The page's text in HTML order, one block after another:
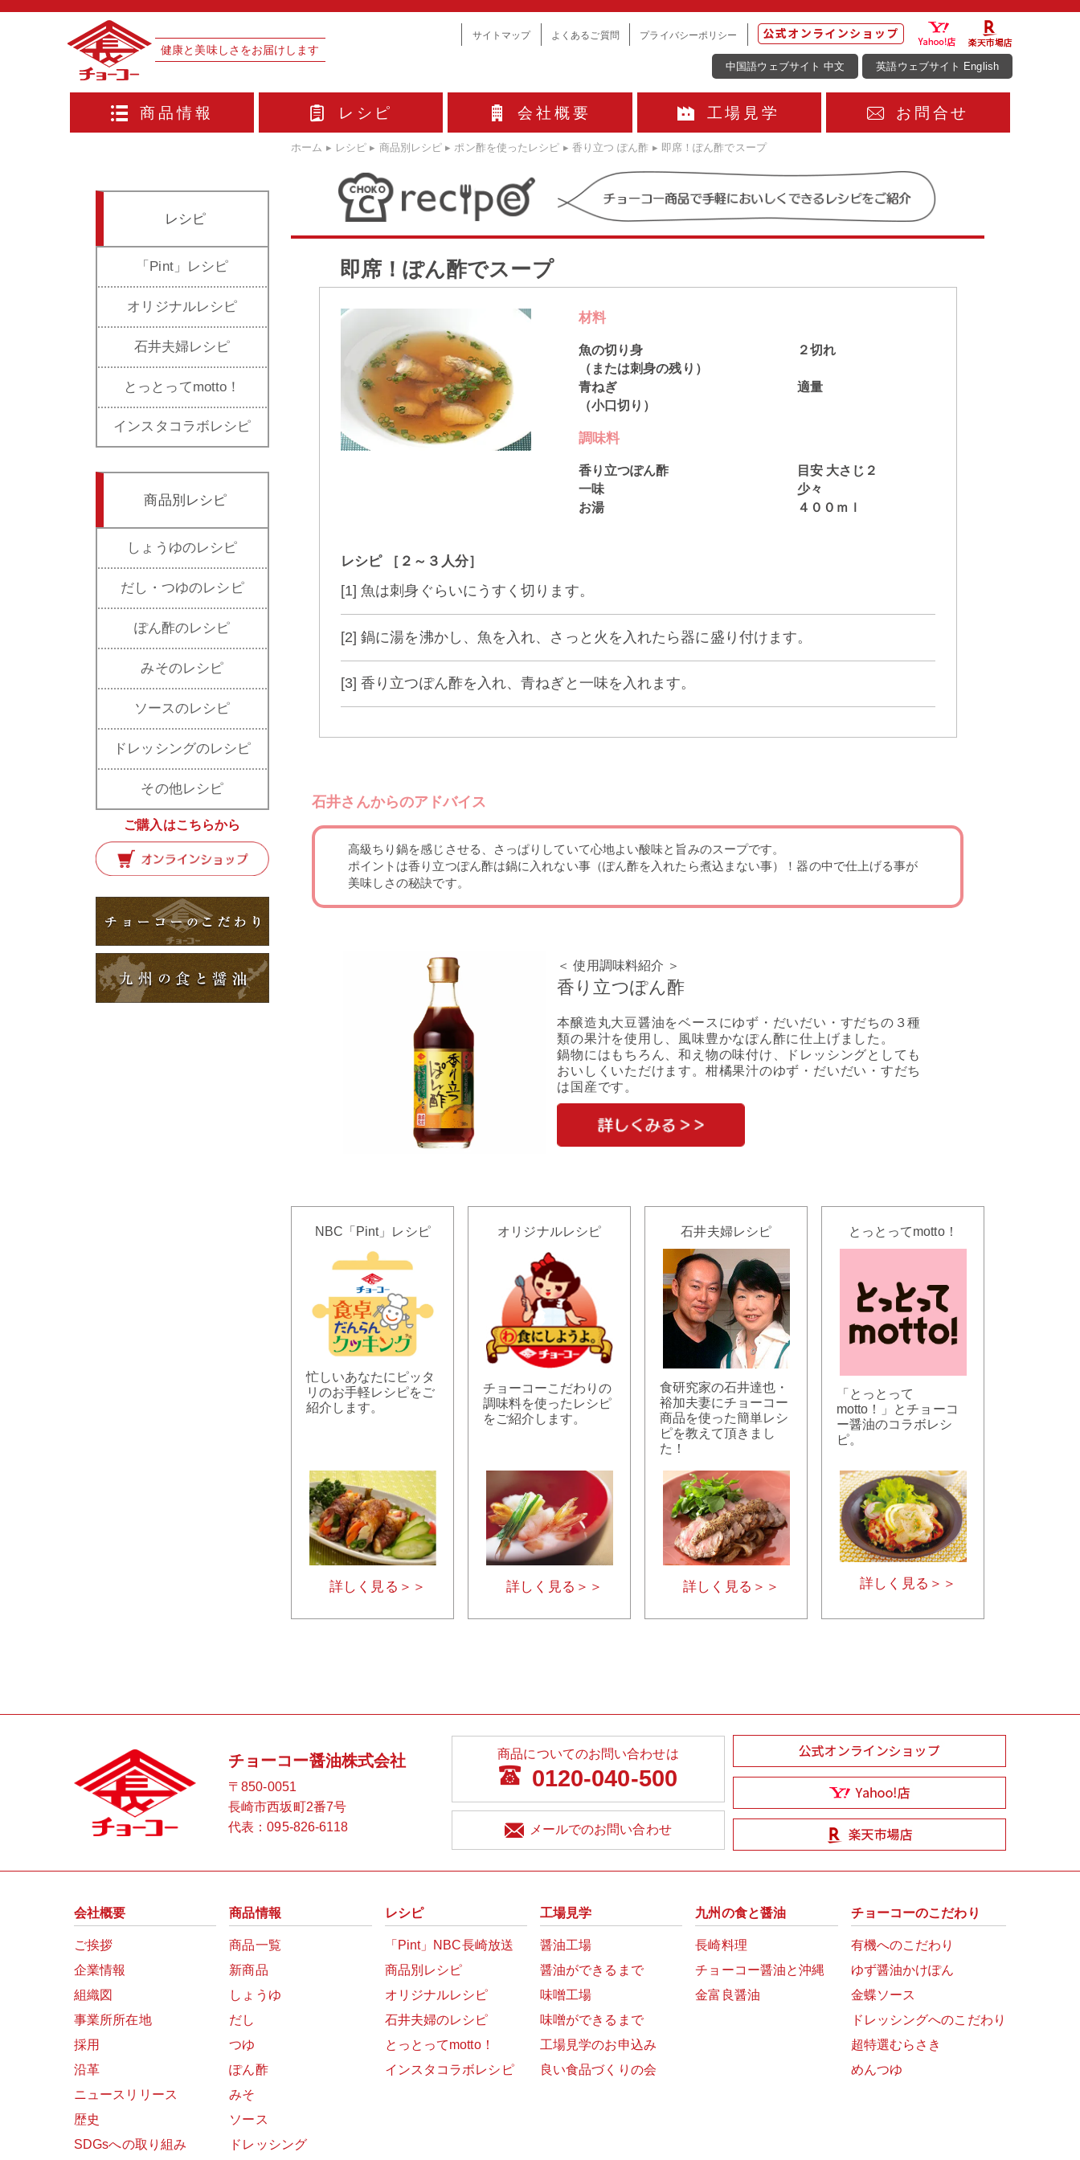
健康と美味しさをお届けします
サイトマップ よくあるご質問 プライバシーポリシー
中国語ウェブサイト 中文 英語ウェブサイト English
商品情報 レシピ 会社概要 工場見学 お問合せ
レシピ
「Pint」レシピ
オリジナルレシピ
石井夫婦レシピ
とっとってmotto！
インスタコラボレシピ
商品別レシピ
しょうゆのレシピ
だし・つゆのレシピ
ぽん酢のレシピ
みそのレシピ
ソースのレシピ
ドレッシングのレシピ
その他レシピ
ご購入はこちらから
ホーム ▸ レシピ ▸ 商品別レシピ ▸ポン酢を使ったレシピ ▸ 香り立つ ぽん酢 ▸ 即席！ぽん酢でスープ
即席！ぽん酢でスープ
材料
魚の切り身
（または刺身の残り）
２切れ
青ねぎ
（小口切り）
適量
調味料
香り立つぽん酢
目安 大さじ２
一味
少々
お湯
４００ｍｌ
レシピ ［２～３人分］
[1] 魚は刺身ぐらいにうすく切ります。
[2] 鍋に湯を沸かし、魚を入れ、さっと火を入れたら器に盛り付けます。
[3] 香り立つぽん酢を入れ、青ねぎと一味を入れます。
石井さんからのアドバイス
高級ちり鍋を感じさせる、さっぱりしていて心地よい酸味と旨みのスープです。
ポイントは香り立つぽん酢は鍋に入れない事（ぽん酢を入れたら煮込まない事）！器の中で仕上げる事が
美味しさの秘訣です。
＜ 使用調味料紹介 ＞
香り立つぽん酢
本醸造丸大豆醤油をベースにゆず・だいだい・すだちの３種
類の果汁を使用し、風味豊かなぽん酢に仕上げました。
鍋物にはもちろん、和え物の味付け、ドレッシングとしても
おいしくいただけます。柑橘果汁のゆず・だいだい・すだち
は国産です。
NBC「Pint」レシピ
忙しいあなたにピッタ
リのお手軽レシピをご
紹介します。
詳しく見る＞＞
オリジナルレシピ
チョーコーこだわりの
調味料を使ったレシピ
をご紹介します。
詳しく見る＞＞
石井夫婦レシピ
食研究家の石井達也・
裕加夫妻にチョーコー
商品を使った簡単レシ
ピを教えて頂きまし
た！
詳しく見る＞＞
とっとってmotto！
「とっとって
motto！」とチョーコ
ー醤油のコラボレシ
ピ。
詳しく見る＞＞
チョーコー醤油株式会社
〒850-0051
長崎市西坂町2番7号
代表：095-826-6118
商品についてのお問い合わせは
0120-040-500
メールでのお問い合わせ
会社概要
ご挨拶
企業情報
組織図
事業所所在地
採用
沿革
ニュースリリース
歴史
SDGsへの取り組み
商品情報
商品一覧
新商品
しょうゆ
だし
つゆ
ぽん酢
みそ
ソース
ドレッシング
レシピ
「Pint」NBC長崎放送
商品別レシピ
オリジナルレシピ
石井夫婦のレシピ
とっとってmotto！
インスタコラボレシピ
工場見学
醤油工場
醤油ができるまで
味噌工場
味噌ができるまで
工場見学のお申込み
良い食品づくりの会
九州の食と醤油
長崎料理
チョーコー醤油と沖縄
金富良醤油
チョーコーのこだわり
有機へのこだわり
ゆず醤油かけぽん
金蝶ソース
ドレッシングへのこだわり
超特選むらさき
めんつゆ